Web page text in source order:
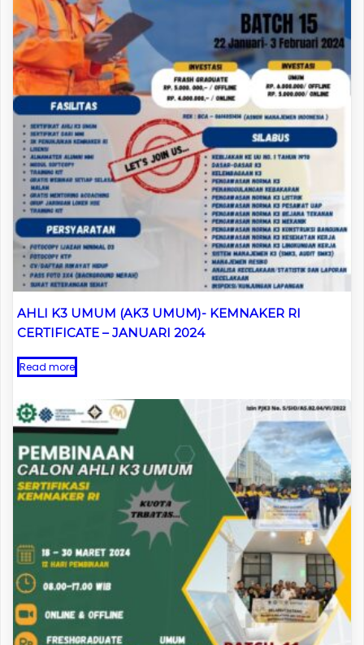
AHLI K3 UMUM (AK3 UMUM)- KEMNAKER RI
CERTIFICATE – JANUARI 2024
Read more